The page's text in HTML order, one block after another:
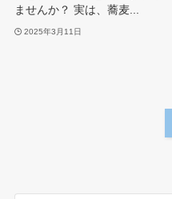
ませんか？ 実は、蕎麦...
2025年3月11日